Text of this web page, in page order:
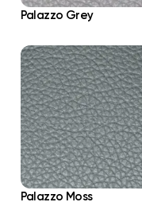
Palazzo Grey
Palazzo Moss